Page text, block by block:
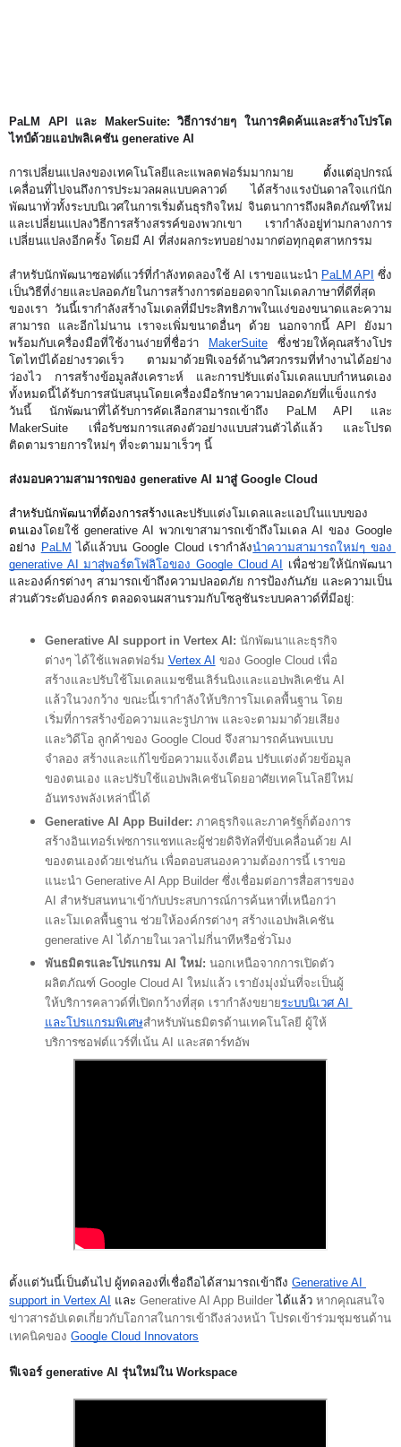
PaLM API และ MakerSuite: วิธีการง่ายๆ ในการคิดค้นและสร้างโปรโต
ไทป์ด้วยแอปพลิเคชัน generative AI
การเปลี่ยนแปลงของเทคโนโลยีและแพลตฟอร์มมากมาย ตั้งแต่อุปกรณ์
เคลื่อนที่ไปจนถึงการประมวลผลแบบคลาวด์ ได้สร้างแรงบันดาลใจแก่นัก
พัฒนาทั่วทั้งระบบนิเวศในการเริ่มต้นธุรกิจใหม่ จินตนาการถึงผลิตภัณฑ์ใหม่
และเปลี่ยนแปลงวิธีการสร้างสรรค์ของพวกเขา
เรากำลังอยู่ท่ามกลางการ
เปลี่ยนแปลงอีกครั้ง โดยมี AI ที่ส่งผลกระทบอย่างมากต่อทุกอุตสาหกรรม
สำหรับนักพัฒนาซอฟต์แวร์ที่กำลังทดลองใช้ AI เราขอแนะนำ PaLM API ซึ่ง
เป็นวิธีที่ง่ายและปลอดภัยในการสร้างการต่อยอดจากโมเดลภาษาที่ดีที่สุด
ของเรา วันนี้เรากำลังสร้างโมเดลที่มีประสิทธิภาพในแง่ของขนาดและความ
สามารถ และอีกไม่นาน เราจะเพิ่มขนาดอื่นๆ ด้วย นอกจากนี้ API ยังมา
พร้อมกับเครื่องมือที่ใช้งานง่ายที่ชื่อว่า
MakerSuite ซึ่งช่วยให้คุณสร้างโปร
โตไทป์ได้อย่างรวดเร็ว ตามมาด้วยฟีเจอร์ด้านวิศวกรรมที่ทำงานได้อย่าง
ว่องไว การสร้างข้อมูลสังเคราะห์ และการปรับแต่งโมเดลแบบกำหนดเอง
ทั้งหมดนี้ได้รับการสนับสนุนโดยเครื่องมือรักษาความปลอดภัยที่แข็งแกร่ง
วันนี้ นักพัฒนาที่ได้รับการคัดเลือกสามารถเข้าถึง PaLM API และ
MakerSuite เพื่อรับชมการแสดงตัวอย่างแบบส่วนตัวได้แล้ว และโปรด
ติดตามรายการใหม่ๆ ที่จะตามมาเร็วๆ นี้
ส่งมอบความสามารถของ generative AI มาสู่ Google Cloud
สำหรับนักพัฒนาที่ต้องการสร้างและปรับแต่งโมเดลและแอปในแบบของ
ตนเอง
อย่าง PaLM ได้แล้วบน Google Cloud เรากำลังนำความสามารถใหม่ๆ ของ
generative AI มาสู่พอร์ตโฟลิโอของ Google Cloud AI
เพื่อช่วยให้นักพัฒนา
และองค์กรต่างๆ สามารถเข้าถึงความปลอดภัย การป้องกันภัย และความเป็น
ส่วนตัวระดับองค์กร ตลอดจนผสานรวมกับโซลูชันระบบคลาวด์ที่มีอยู่:
Generative AI support in Vertex AI: นักพัฒนาและธุรกิจ
ต่างๆ ได้ใช้แพลตฟอร์ม Vertex AI ของ Google Cloud เพื่อ
สร้างและปรับใช้โมเดลแมชชีนเลิร์นนิงและแอปพลิเคชัน AI
แล้วในวงกว้าง ขณะนี้เรากำลังให้บริการโมเดลพื้นฐาน โดย
เริ่มที่การสร้างข้อความและรูปภาพ และจะตามมาด้วยเสียง
และวิดีโอ ลูกค้าของ Google Cloud จึงสามารถค้นพบแบบ
จำลอง สร้างและแก้ไขข้อความแจ้งเตือน ปรับแต่งด้วยข้อมูล
ของตนเอง และปรับใช้แอปพลิเคชันโดยอาศัยเทคโนโลยีใหม่
อันทรงพลังเหล่านี้ได้
Generative AI App Builder: ภาคธุรกิจและภาครัฐก็ต้องการ
สร้างอินเทอร์เฟซการแชทและผู้ช่วยดิจิทัลที่ขับเคลื่อนด้วย AI
ของตนเองด้วยเช่นกัน เพื่อตอบสนองความต้องการนี้ เราขอ
แนะนำ Generative AI App Builder ซึ่งเชื่อมต่อการสื่อสารของ
AI สำหรับสนทนาเข้ากับประสบการณ์การค้นหาที่เหนือกว่า
และโมเดลพื้นฐาน ช่วยให้องค์กรต่างๆ สร้างแอปพลิเคชัน
generative AI ได้ภายในเวลาไม่กี่นาทีหรือชั่วโมง
พันธมิตรและโปรแกรม AI ใหม่: นอกเหนือจากการเปิดตัว
ผลิตภัณฑ์ Google Cloud AI ใหม่แล้ว เรายังมุ่งมั่นที่จะเป็นผู้
ให้บริการคลาวด์ที่เปิดกว้างที่สุด เรากำลังขยายระบบนิเวศ AI
และโปรแกรมพิเศษสำหรับพันธมิตรด้านเทคโนโลยี ผู้ให้
บริการซอฟต์แวร์ที่เน้น AI และสตาร์ทอัพ
ตั้งแต่วันนี้เป็นต้นไป ผู้ทดลองที่เชื่อถือได้สามารถเข้าถึง Generative AI
support in Vertex AI และ Generative AI App Builder ได้แล้ว หากคุณสนใจ
ข่าวสารอัปเดตเกี่ยวกับโอกาสในการเข้าถึงล่วงหน้า โปรดเข้าร่วมชุมชนด้าน
เทคนิคของ Google Cloud Innovators
ฟีเจอร์ generative AI รุ่นใหม่ใน Workspace